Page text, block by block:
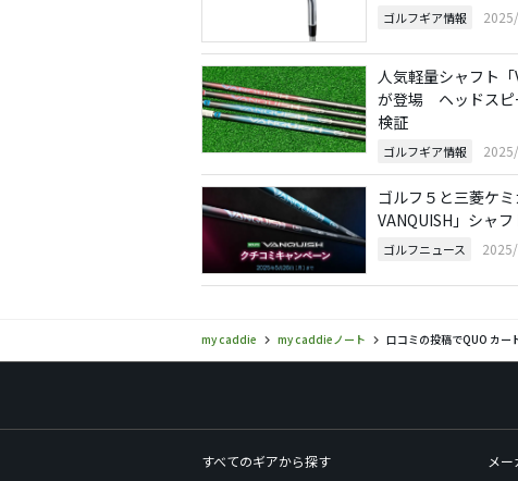
ゴルフギア情報
人気軽量シャフト
が登場 ヘッドスピ
検証
ゴルフギア情報
ゴルフ５と三菱ケ
VANQUISH」シャ
ゴルフニュース
my caddie my caddieノート 口コミの投稿でQUO カー
すべてのギアから探す メ